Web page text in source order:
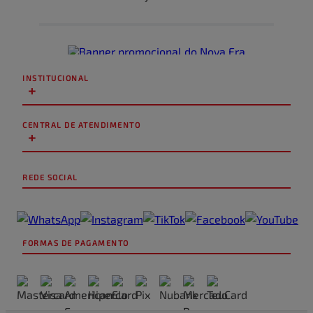
INSTITUCIONAL
+
CENTRAL DE ATENDIMENTO
+
REDE SOCIAL
FORMAS DE PAGAMENTO